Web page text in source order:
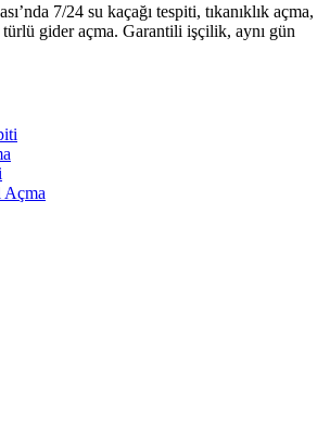
7/24 su kaçağı tespiti, tıkanıklık açma,
gider açma. Garantili işçilik, aynı gün
Açma